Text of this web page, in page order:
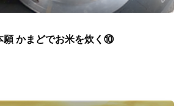
願 かまどでお米を炊く⑩